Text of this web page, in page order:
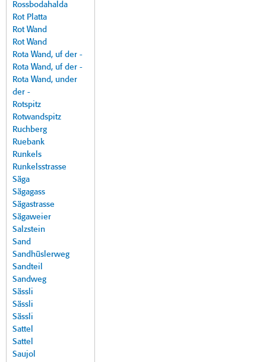
Rossbodahalda
Rot Platta
Rot Wand
Rot Wand
Rota Wand, uf der -
Rota Wand, uf der -
Rota Wand, under
der -
Rotspitz
Rotwandspitz
Ruchberg
Ruebank
Runkels
Runkelsstrasse
Säga
Sägagass
Sägastrasse
Sägaweier
Salzstein
Sand
Sandhüslerweg
Sandteil
Sandweg
Sässli
Sässli
Sässli
Sattel
Sattel
Saujol